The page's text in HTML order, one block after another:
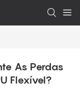
As Perdas
Flexível?